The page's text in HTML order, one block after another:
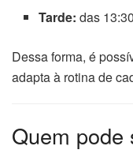
Tarde: das
Dessa forma, é
adapta à rotina de
Quem pode